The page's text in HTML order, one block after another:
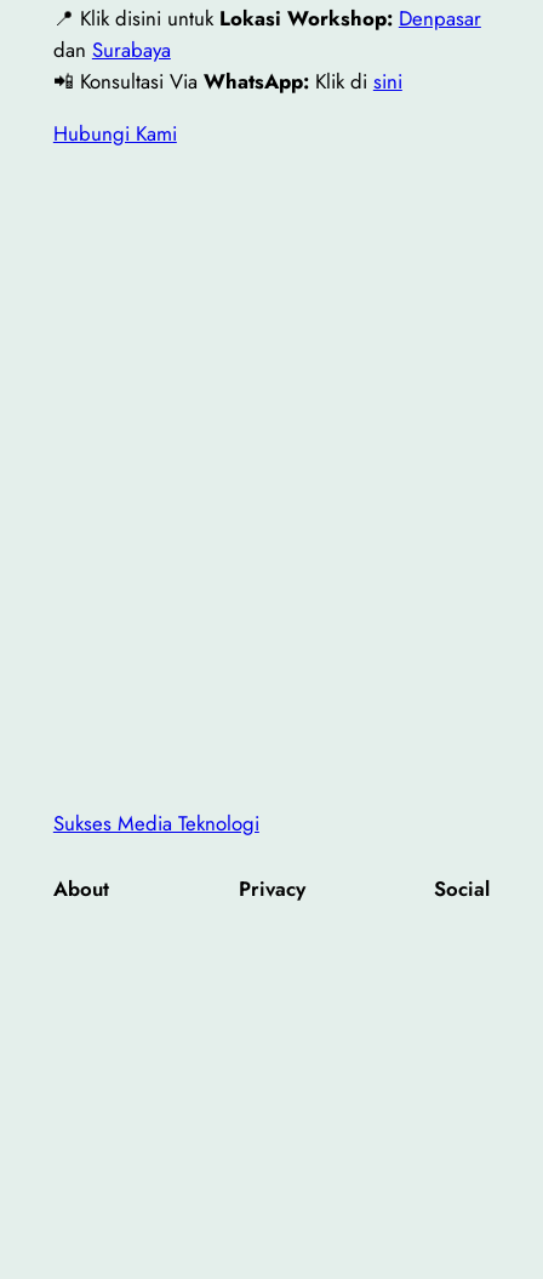
📍 Klik disini untuk Lokasi Workshop: Denpasar
dan Surabaya
📲 Konsultasi Via WhatsApp:Klik di sini
Hubungi Kami
Sukses Media Teknologi
About Privacy Social